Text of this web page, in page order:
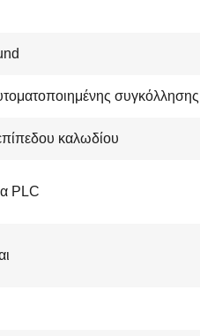
συγκόλλησης
καλωδίου
PLC